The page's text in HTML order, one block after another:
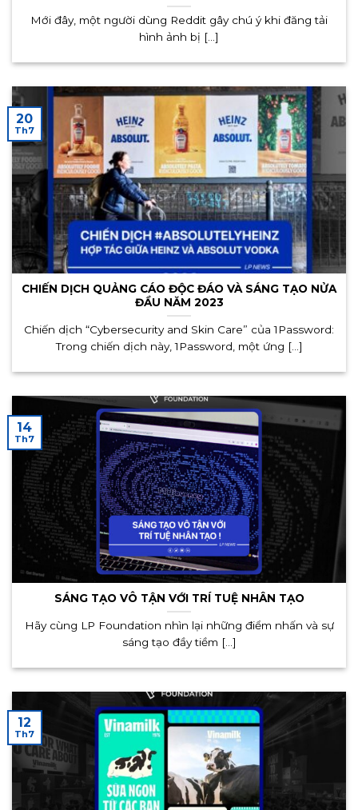
Mới đây, một người dùng Reddit gây chú ý khi đăng tải
hình ảnh bị [...]
CHIẾN DỊCH QUẢNG CÁO ĐỘC ĐÁO VÀ SÁNG TẠO NỬA
ĐẦU NĂM 2023
Chiến dịch “Cybersecurity and Skin Care” của 1Password:
Trong chiến dịch này, 1Password, một ứng [...]
20
Th7
SÁNG TẠO VÔ TẬN VỚI TRÍ TUỆ NHÂN TẠO
Hãy cùng LP Foundation nhìn lại những điểm nhấn và sự
sáng tạo đầy tiềm [...]
14
Th7
12
Th7